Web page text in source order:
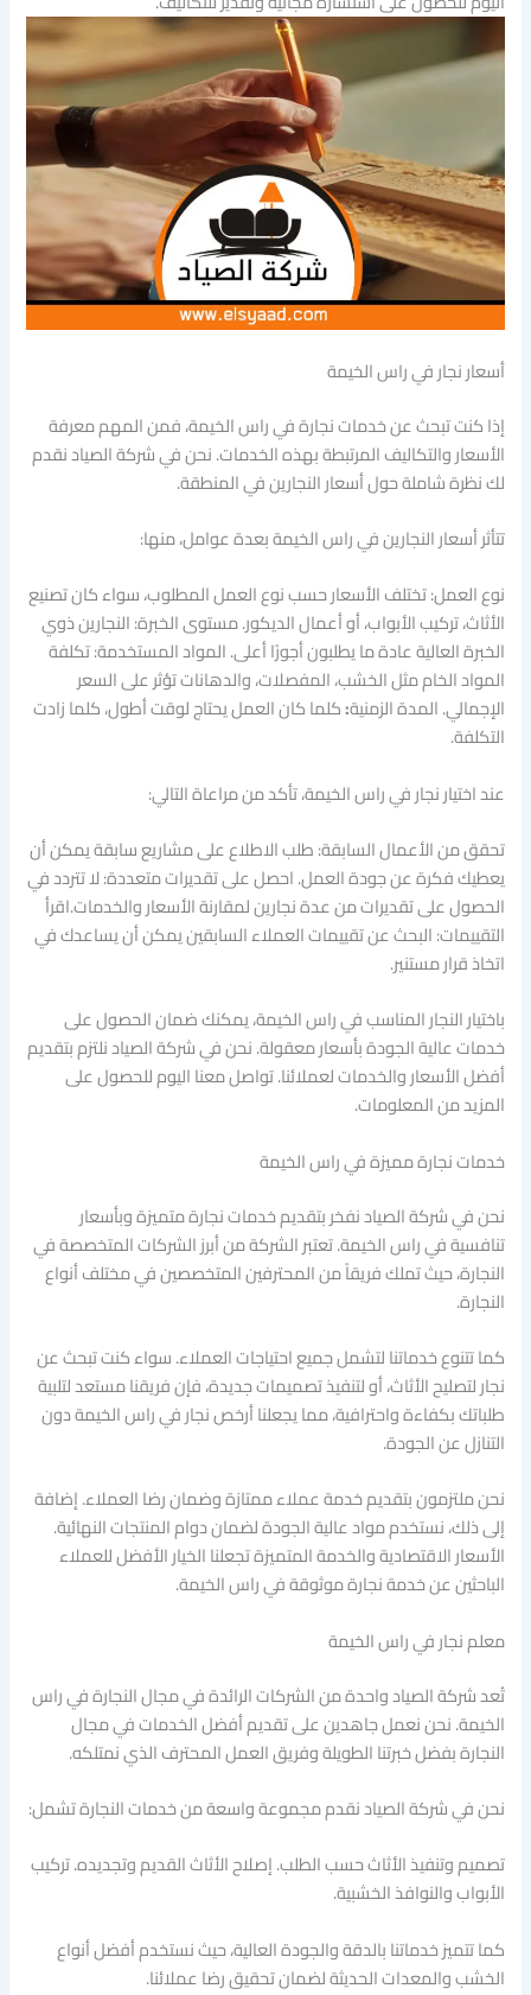
أسعار نجار في راس الخيمة
إذا كنت تبحث عن خدمات نجارة في راس الخيمة، فمن المهم معرفة
الأسعار والتكاليف المرتبطة بهذه الخدمات. نحن في شركة الصياد نقدم
لك نظرة شاملة حول أسعار النجارين في المنطقة.
تتأثر أسعار النجارين في راس الخيمة بعدة عوامل، منها:
نوع العمل: تختلف الأسعار حسب نوع العمل المطلوب، سواء كان تصنيع
الأثاث، تركيب الأبواب، أو أعمال الديكور. مستوى الخبرة: النجارين ذوي
الخبرة العالية عادة ما يطلبون أجورًا أعلى. المواد المستخدمة: تكلفة
المواد الخام مثل الخشب، المفصلات، والدهانات تؤثر على السعر
الإجمالي. المدة الزمنية:كلما كان العمل يحتاج لوقت أطول، كلما زادت
التكلفة.
عند اختيار نجار في راس الخيمة، تأكد من مراعاة التالي:
تحقق من الأعمال السابقة: طلب الاطلاع على مشاريع سابقة يمكن أن
يعطيك فكرة عن جودة العمل. احصل على تقديرات متعددة: لا تتردد في
الحصول على تقديرات من عدة نجارين لمقارنة الأسعار والخدمات.اقرأ
التقييمات: البحث عن تقييمات العملاء السابقين يمكن أن يساعدك في
اتخاذ قرار مستنير.
باختيار النجار المناسب في راس الخيمة، يمكنك ضمان الحصول على
خدمات عالية الجودة بأسعار معقولة. نحن في شركة الصياد نلتزم بتقديم
أفضل الأسعار والخدمات لعملائنا. تواصل معنا اليوم للحصول على
المزيد من المعلومات.
خدمات نجارة مميزة في راس الخيمة
نحن في شركة الصياد نفخر بتقديم خدمات نجارة متميزة وبأسعار
تنافسية في راس الخيمة. تعتبر الشركة من أبرز الشركات المتخصصة في
النجارة، حيث تملك فريقاً من المحترفين المتخصصين في مختلف أنواع
النجارة.
كما تتنوع خدماتنا لتشمل جميع احتياجات العملاء. سواء كنت تبحث عن
نجار لتصليح الأثاث، أو لتنفيذ تصميمات جديدة، فإن فريقنا مستعد لتلبية
طلباتك بكفاءة واحترافية، مما يجعلنا أرخص نجار في راس الخيمة دون
التنازل عن الجودة.
نحن ملتزمون بتقديم خدمة عملاء ممتازة وضمان رضا العملاء. إضافة
إلى ذلك، نستخدم مواد عالية الجودة لضمان دوام المنتجات النهائية.
الأسعار الاقتصادية والخدمة المتميزة تجعلنا الخيار الأفضل للعملاء
الباحثين عن خدمة نجارة موثوقة في راس الخيمة.
معلم نجار في راس الخيمة
تُعد شركة الصياد واحدة من الشركات الرائدة في مجال النجارة في راس
الخيمة. نحن نعمل جاهدين على تقديم أفضل الخدمات في مجال
النجارة بفضل خبرتنا الطويلة وفريق العمل المحترف الذي نمتلكه.
نحن في شركة الصياد نقدم مجموعة واسعة من خدمات النجارة تشمل:
تصميم وتنفيذ الأثاث حسب الطلب. إصلاح الأثاث القديم وتجديده. تركيب
الأبواب والنوافذ الخشبية.
كما تتميز خدماتنا بالدقة والجودة العالية، حيث نستخدم أفضل أنواع
الخشب والمعدات الحديثة لضمان تحقيق رضا عملائنا.